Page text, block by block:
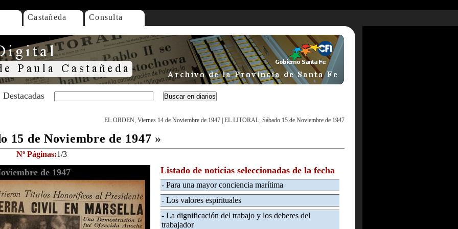
Castañeda Consulta
Destacadas
EL ORDEN, Viernes 14 de Noviembre de 1947 EL LITORAL, Sábado 15 de Noviembre de 1947
15 de Noviembre de 1947 »
Nº Páginas:1/3
de 1947 Listado de noticias seleccionadas de la fecha
- Para una mayor conciencia marítima
- Los valores espirituales
- La dignificación del trabajo y los deberes del
trabajador